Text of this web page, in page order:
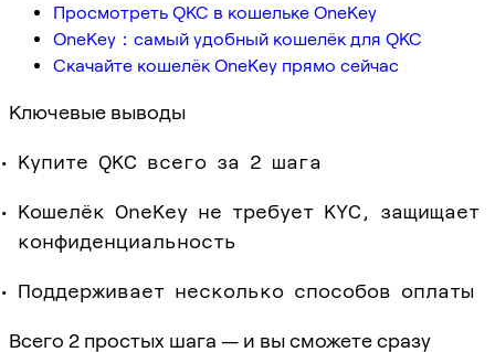
Просмотреть QKC в кошельке OneKey
OneKey：самый удобный кошелёк для QKC
Скачайте кошелёк OneKey прямо сейчас
Ключевые выводы
Купите QKC всего за 2 шага
Кошелёк OneKey не требует KYC, защищает
конфиденциальность
Поддерживает несколько способов оплаты
Всего 2 простых шага — и вы сможете сразу